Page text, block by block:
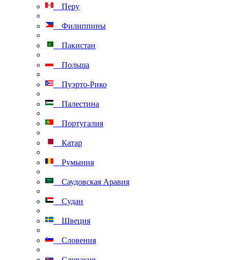
Перу
Филиппины
Пакистан
Польша
Пуэрто-Рико
Палестина
Португалия
Катар
Румыния
Саудовская Аравия
Судан
Швеция
Словения